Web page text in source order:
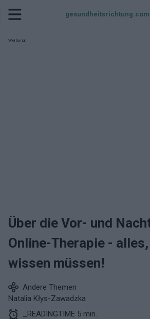
gesundheitsrichtung.com
Werbung:
Über die Vor- und
Online-Therapie -
wissen müssen!
Andere Themen
Natalia Kłys-Zawadzka
_READINGTIME 5 min.